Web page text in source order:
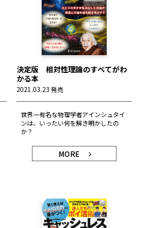
決定版 相対性理論のすべてがわ
かる本
2021.03.23 発売
世界一有名な物理学者アインシュタイ
ンは、いったい何を解き明かしたの
か？
MORE